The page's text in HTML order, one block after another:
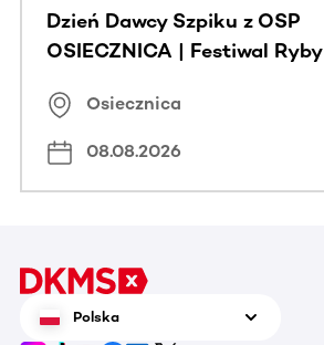
Dzień Dawcy Szpiku z OSP
OSIECZNICA | Festiwal Ryby
Osiecznica
08.08.2026
Polska